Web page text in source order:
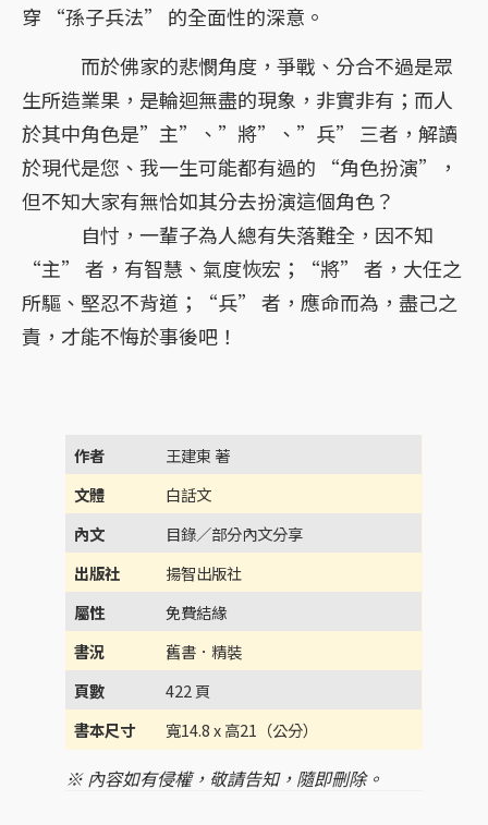
穿 “孫子兵法” 的全面性的深意。
而於佛家的悲憫角度，爭戰、分合不過是眾
生所造業果，是輪迴無盡的現象，非實非有；而人
於其中角色是”主”、”將”、”兵” 三者，解讀
於現代是您、我一生可能都有過的 “角色扮演”，
但不知大家有無恰如其分去扮演這個角色？
自忖，一輩子為人總有失落難全，因不知
“主” 者，有智慧、氣度恢宏；“將” 者，大任之
所驅、堅忍不背道；“兵” 者，應命而為，盡己之
責，才能不悔於事後吧！
作者 王建東 著
文體 白話文
內文 目錄／部分內文分享
出版社 揚智出版社
屬性 免費結緣
書況 舊書．精裝
頁數 422 頁
書本尺寸寬14.8 x 高21（公分）
※ 內容如有侵權，敬請告知，隨即刪除。